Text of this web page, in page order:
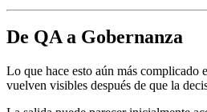
De QA a Gobernanza
Lo que hace esto aún más complicado
vuelven visibles después de que la